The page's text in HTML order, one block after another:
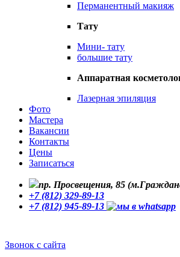
Перманентный макияж
Тату
Мини- тату
большие тату
Аппаратная
Лазерная эпиляция
Фото
Мастера
Вакансии
Контакты
Цены
Записаться
пр. Просвещения, 85
+7 (812) 329-89-13
+7 (812) 945-89-13
Звонок с сайта